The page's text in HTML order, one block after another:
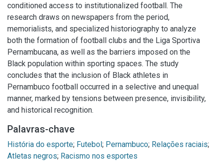
conditioned access to institutionalized football. The
research draws on newspapers from the period,
memorialists, and specialized historiography to analyze
both the formation of football clubs and the Liga Sportiva
Pernambucana, as well as the barriers imposed on the
Black population within sporting spaces. The study
concludes that the inclusion of Black athletes in
Pernambuco football occurred in a selective and unequal
manner, marked by tensions between presence, invisibility,
and historical recognition.
Palavras-chave
História do esporte; Futebol; Pernambuco; Relações raciais;
Atletas negros; Racismo nos esportes